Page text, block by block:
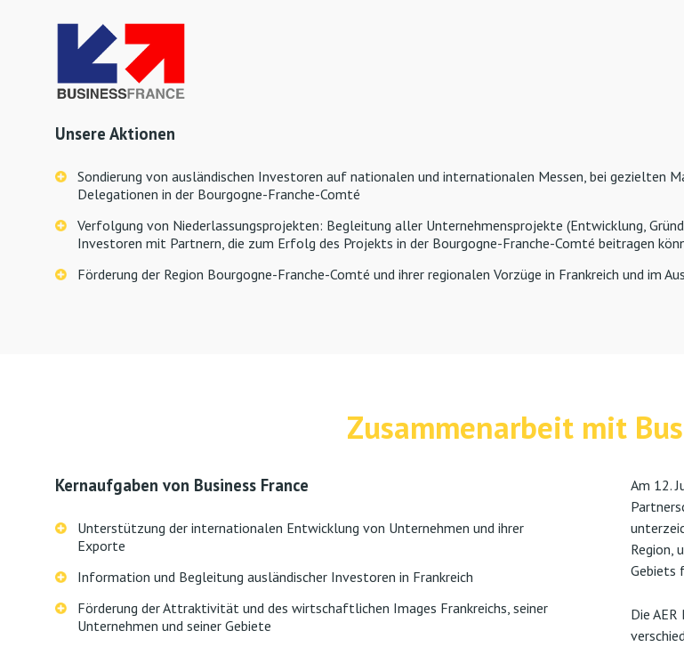
Unsere Aktionen
Sondierung von ausländischen Investoren auf nationalen und internationalen Messen, bei gezielten
Delegationen in der Bourgogne-Franche-Comté
Verfolgung von Niederlassungsprojekten: Begleitung aller Unternehmensprojekte (Entwicklung,
Investoren mit Partnern, die zum Erfolg des Projekts in der Bourgogne-Franche-Comté beitragen
Förderung der Region Bourgogne-Franche-Comté und ihrer regionalen Vorzüge in Frankreich und im
Zusammenarbeit mit
Kernaufgaben von Business France
Unterstützung der internationalen Entwicklung von Unternehmen und ihrer
Exporte
Information und Begleitung ausländischer Investoren in Frankreich
Förderung der Attraktivität und des wirtschaftlichen Images Frankreichs, seiner
Unternehmen und seiner Gebiete
Am 12.
Region,
Gebiets
Die